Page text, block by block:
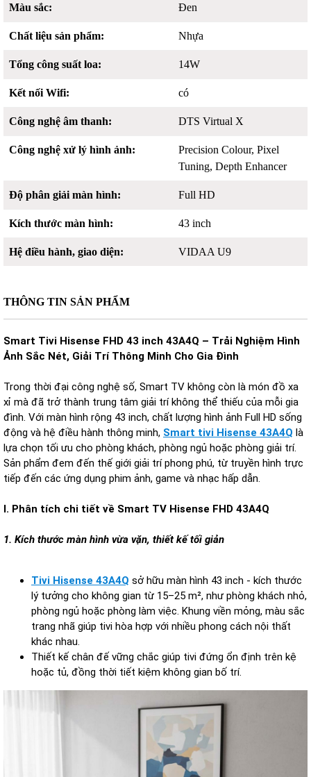
THÔNG TIN SẢN PHẨM
Smart Tivi Hisense FHD 43 inch 43A4Q – Trải Nghiệm Hình
Ảnh Sắc Nét, Giải Trí Thông Minh Cho Gia Đình
Trong thời đại công nghệ số, Smart TV không còn là món đồ xa
xỉ mà đã trở thành trung tâm giải trí không thể thiếu của mỗi gia
đình. Với màn hình rộng 43 inch, chất lượng hình ảnh Full HD sống
động và hệ điều hành thông minh, Smart tivi Hisense 43A4Q là
lựa chọn tối ưu cho phòng khách, phòng ngủ hoặc phòng giải trí.
Sản phẩm đem đến thế giới giải trí phong phú, từ truyền hình trực
tiếp đến các ứng dụng phim ảnh, game và nhạc hấp dẫn.
I. Phân tích chi tiết về Smart TV Hisense FHD 43A4Q
1. Kích thước màn hình vừa vặn, thiết kế tối giản
Tivi Hisense 43A4Q sở hữu màn hình 43 inch - kích thước
lý tưởng cho không gian từ 15–25 m², như phòng khách nhỏ,
phòng ngủ hoặc phòng làm việc. Khung viền mỏng, màu sắc
trang nhã giúp tivi hòa hợp với nhiều phong cách nội thất
khác nhau.
Thiết kế chân đế vững chắc giúp tivi đứng ổn định trên kệ
hoặc tủ, đồng thời tiết kiệm không gian bố trí.
Màu sắc: Đen
Chất liệu sản phẩm: Nhựa
Tổng công suất loa: 14W
Kết nối Wifi: có
Công nghệ âm thanh: DTS Virtual X
Công nghệ xử lý hình ảnh:
Precision Colour, Pixel
Tuning, Depth Enhancer
Độ phân giải màn hình: Full HD
Kích thước màn hình: 43 inch
Hệ điều hành, giao diện: VIDAA U9